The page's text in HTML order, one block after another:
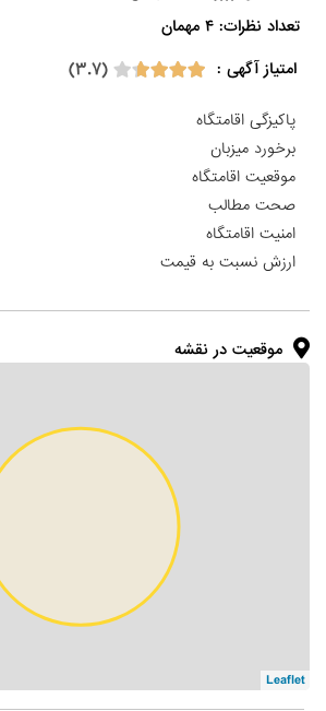
تعداد نظرات: ۴ مهمان
امتیاز آگهی :
(۳.۷)
پاکیزگی اقامتگاه
برخورد میزبان
موقعیت اقامتگاه
صحت مطالب
امنیت اقامتگاه
ارزش نسبت به قیمت
موقعیت در نقشه
Leaflet